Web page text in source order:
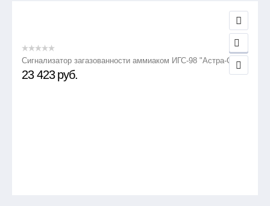
Сигнализатор загазованности аммиаком ИГС-98 "Астра-СВ"
23 423 руб.